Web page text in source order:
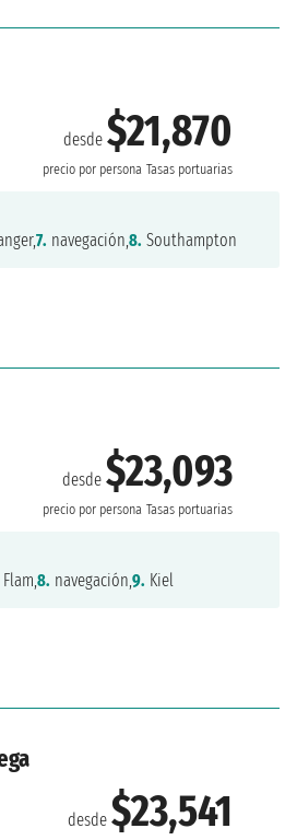
desde$21,870
precio por persona Tasas portuarias
7. navegación,8. Southampton
desde$23,093
precio por persona Tasas portuarias
Flam,8. navegación,9. Kiel
desde$23,541